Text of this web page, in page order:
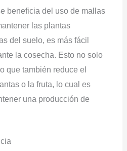
beneficia del uso de mallas
las plantas
del suelo, es más fácil
la cosecha. Esto no solo
que también reduce el
o la fruta, lo cual es
una producción de